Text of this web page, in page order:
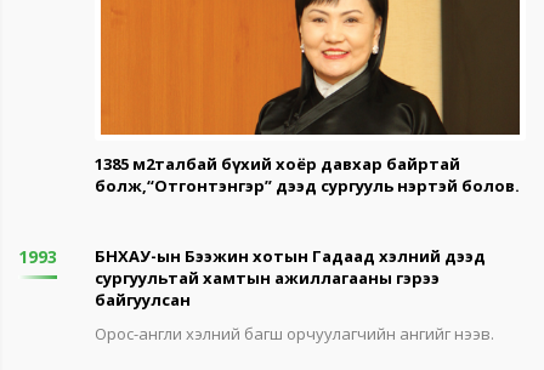
1385 м2талбай бүхий хоёр давхар байртай
болж,“Отгонтэнгэр” дээд сургууль нэртэй болов.
1993
БНХАУ-ын Бээжин хотын Гадаад хэлний дээд
сургуультай хамтын ажиллагааны гэрээ
байгуулсан
Орос-англи хэлний багш орчуулагчийн ангийг нээв.